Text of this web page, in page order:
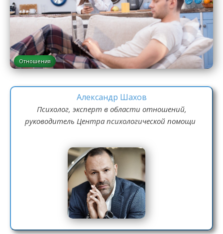
Отношения
Александр Шахов
Психолог, эксперт в области отношений,
руководитель Центра психологической помощи